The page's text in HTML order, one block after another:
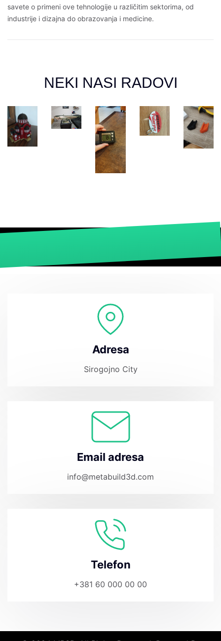
savete o primeni ove tehnologije u različitim sektorima, od
industrije i dizajna do obrazovanja i medicine.
NEKI NASI RADOVI
Adresa
Sirogojno City
Email adresa
info@metabuild3d.com
Telefon
+381 60 000 00 00